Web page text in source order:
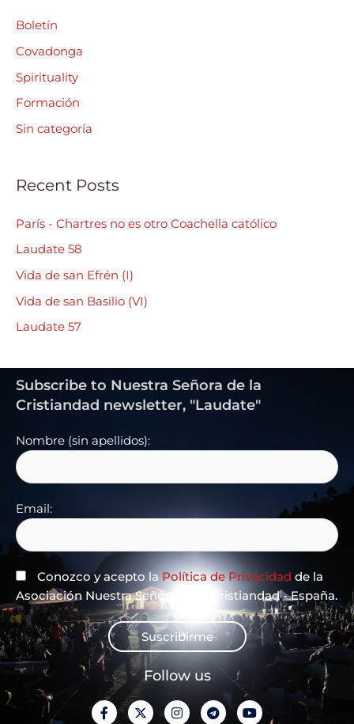
c
r
:
Boletín
Covadonga
Spirituality
Formación
Sin categoría
Recent Posts
París - Chartres no es otro Coachella católico
Laudate 58
Vida de san Efrén (I)
Vida de san Basilio (VI)
Laudate 57
Subscribe to Nuestra Señora de la
Cristiandad newsletter, "Laudate"
Nombre (sin apellidos):
Email:
Conozco y acepto la Política de Privacidad de la
Asociación Nuestra Señora de la Cristiandad - España.
Suscribirme
Follow us
F
a
X
-
I
n
T
e
Y
o